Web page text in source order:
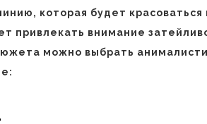
которая будет красоваться
привлекать внимание
можно выбрать